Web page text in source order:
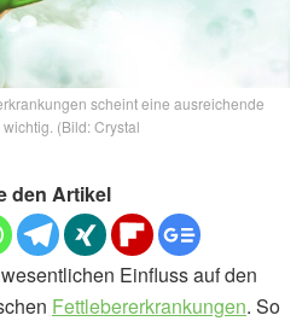
scheint eine ausreichende
(Bild: Crystal
den Artikel
Einfluss auf den
Fettlebererkrankungen. So